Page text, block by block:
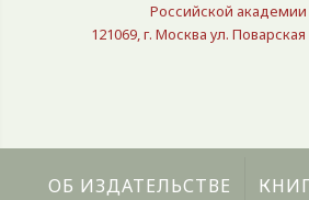
Российской академии
121069, г. Москва ул.
ОБ ИЗДАТЕЛЬСТВЕ